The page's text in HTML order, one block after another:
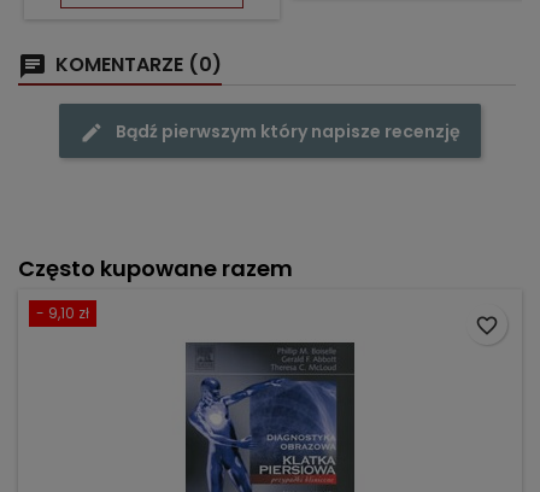
KOMENTARZE (0)
Bądź pierwszym który napisze recenzję
Często kupowane razem
- 9,10 zł
favorite_border